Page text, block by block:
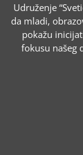
Udruženje
da mladi,
pokažu
fokusu našeg